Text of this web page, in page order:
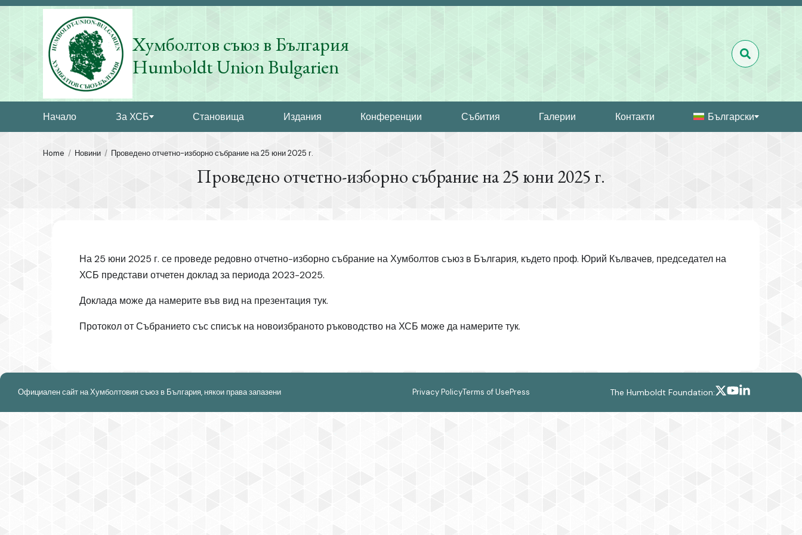
Хумболтов съюз в България
Humboldt Union Bulgarien
Начало За ХСБ Становища Издания Конференции Събития Галерии Контакти Български
Home Новини Проведено отчетно-изборно събрание на 25 юни 2025 г.
Проведено отчетно-изборно събрание на 25 юни 2025 г.
На 25 юни 2025 г. се проведе редовно отчетно-изборно събрание на Хумболтов съюз в България, където проф. Юрий Кълвачев, председател на
ХСБ представи отчетен доклад за периода 2023-2025.
Доклада може да намерите във вид на презентация тук.
Протокол от Събранието със списък на новоизбраното ръководство на ХСБ може да намеритетук.
Официален сайт на Хумболтовия съюз в България, някои права запазени Privacy PolicyTerms of UsePress The Humboldt Foundation: